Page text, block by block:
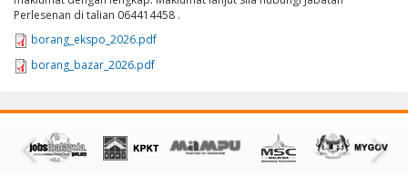
Perlesenan di talian 064414458 .
borang_ekspo_2026.pdf
borang_bazar_2026.pdf